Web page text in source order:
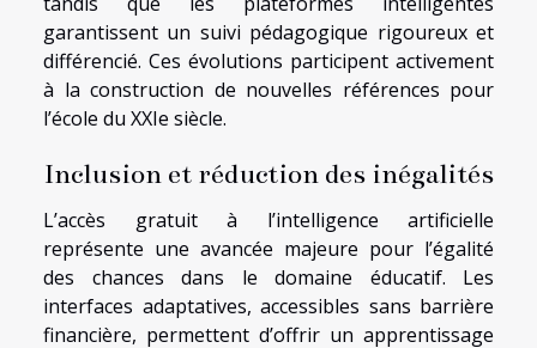
garantissent un suivi pédagogique rigoureux et
différencié. Ces évolutions participent activement
à la construction de nouvelles références pour
l’école du XXIe siècle.
Inclusion et réduction des inégalités
L’accès gratuit à l’intelligence artificielle
représente une avancée majeure pour l’égalité
des chances dans le domaine éducatif. Les
interfaces adaptatives, accessibles sans barrière
financière, permettent d’offrir un apprentissage